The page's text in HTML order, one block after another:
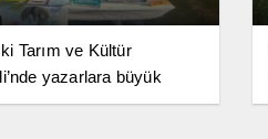
Tarım ve Kültür
yazarlara büyük